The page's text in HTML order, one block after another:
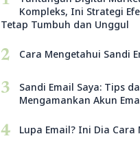
Kompleks, Ini Strategi
Tetap Tumbuh dan Unggul
2 Cara Mengetahui Sandi
3
Sandi Email Saya: Tips
Mengamankan Akun
4 Lupa Email? Ini Dia Cara